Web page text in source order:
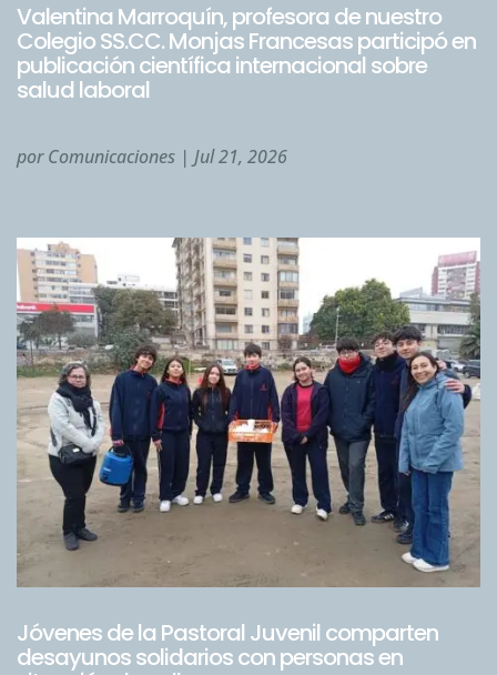
Valentina Marroquín, profesora de nuestro
Colegio SS.CC. Monjas Francesas participó en
publicación científica internacional sobre
salud laboral
porComunicaciones | Jul 21, 2026
Jóvenes de la Pastoral Juvenil comparten
desayunos solidarios con personas en